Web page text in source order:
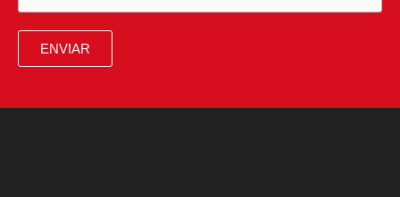
ENVIAR